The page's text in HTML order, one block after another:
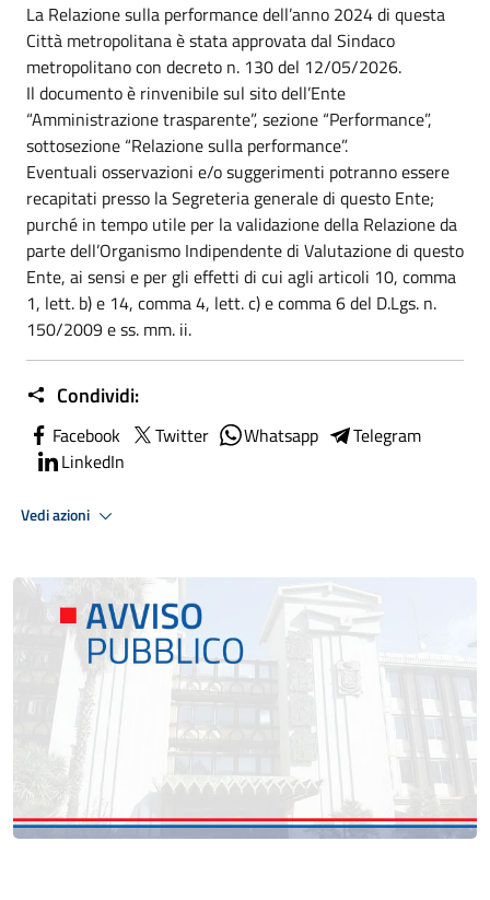
La Relazione sulla performance dell’anno 2024 di questa
Città metropolitana è stata approvata dal Sindaco
metropolitano con decreto n. 130 del 12/05/2026.
Il documento è rinvenibile sul sito dell’Ente
“Amministrazione trasparente”, sezione “Performance”,
sottosezione “Relazione sulla performance”.
Eventuali osservazioni e/o suggerimenti potranno essere
recapitati presso la Segreteria generale di questo Ente;
purché in tempo utile per la validazione della Relazione da
parte dell’Organismo Indipendente di Valutazione di questo
Ente, ai sensi e per gli effetti di cui agli articoli 10, comma
1, lett. b) e 14, comma 4, lett. c) e comma 6 del D.Lgs. n.
150/2009 e ss. mm. ii.
Condividi:
Facebook Twitter Whatsapp
Telegram
LinkedIn
Vedi azioni